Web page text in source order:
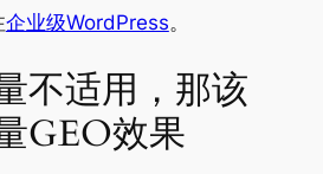
企业级WordPress。
不适用，那该
GEO效果